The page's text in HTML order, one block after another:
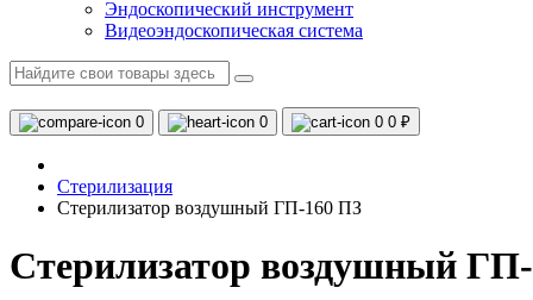
Эндоскопический инструмент
Видеоэндоскопическая система
0 0 0 0 ₽
Стерилизация
Стерилизатор воздушный ГП-160 ПЗ
Стерилизатор воздушный